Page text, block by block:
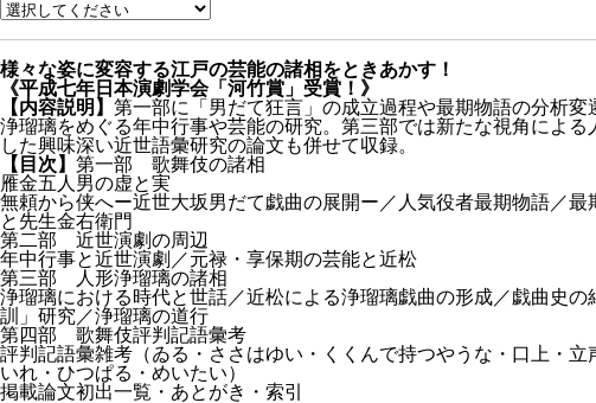
様々な姿に変容する江戸の芸能の諸相をときあかす！
《平成七年日本演劇学会「河竹賞」受賞！》
【内容説明】 第一部に「男だて狂言」の成立過程や最期物語の分析
浄瑠璃をめぐる年中行事や芸能の研究。第三部では新たな視角によ
した興味深い近世語彙研究の論文も併せて収録。
【目次】 第一部 歌舞伎の諸相
雁金五人男の虚と実
無頼から侠へー近世大坂男だて戯曲の展開ー／人気役者最期物語／
と先生金右衛門
第二部 近世演劇の周辺
年中行事と近世演劇／元禄・享保期の芸能と近松
第三部 人形浄瑠璃の諸相
浄瑠璃における時代と世話／近松による浄瑠璃戯曲の形成／戯曲史
訓」研究／浄瑠璃の道行
第四部 歌舞伎評判記語彙考
評判記語彙雑考（ゐる・ささはゆい・くくんで持つやうな・口上・
いれ・ひつぱる・めいたい）
掲載論文初出一覧・あとがき・索引